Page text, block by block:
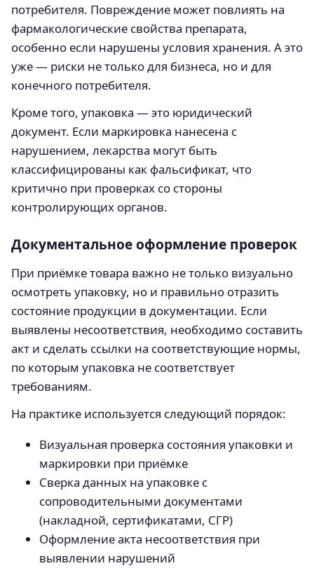
потребителя. Повреждение может повлиять на
фармакологические свойства препарата,
особенно если нарушены условия хранения. А это
уже — риски не только для бизнеса, но и для
конечного потребителя.
Кроме того, упаковка — это юридический
документ. Если маркировка нанесена с
нарушением, лекарства могут быть
классифицированы как фальсификат, что
критично при проверках со стороны
контролирующих органов.
Документальное оформление проверок
При приёмке товара важно не только визуально
осмотреть упаковку, но и правильно отразить
состояние продукции в документации. Если
выявлены несоответствия, необходимо составить
акт и сделать ссылки на соответствующие нормы,
по которым упаковка не соответствует
требованиям.
На практике используется следующий порядок:
Визуальная проверка состояния упаковки и
маркировки при приёмке
Сверка данных на упаковке с
сопроводительными документами
(накладной, сертификатами, СГР)
Оформление акта несоответствия при
выявлении нарушений